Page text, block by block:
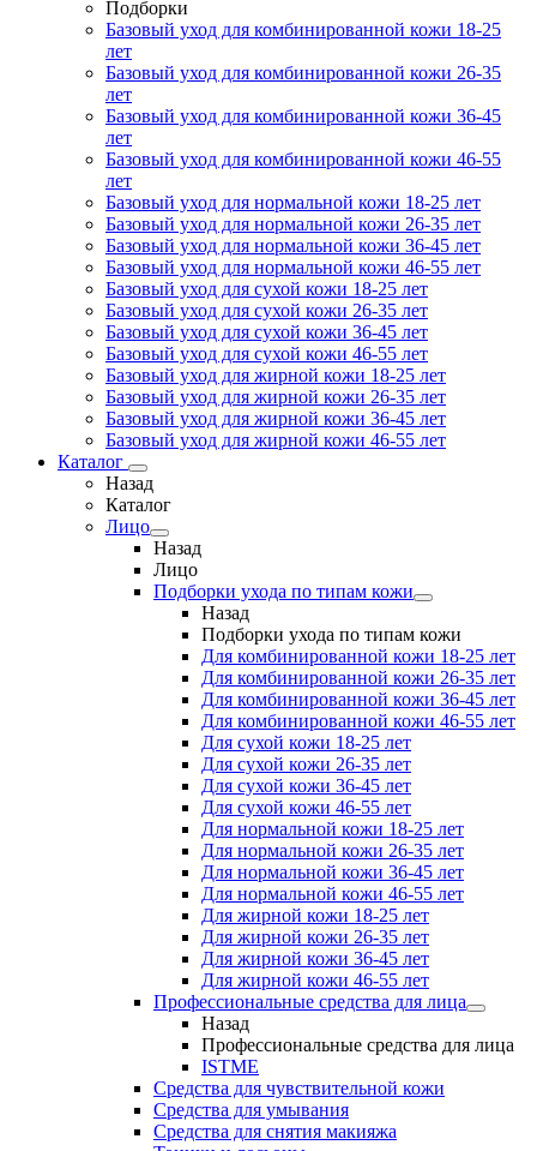
Подборки
Базовый уход для комбинированной кожи 18-25
лет
Базовый уход для комбинированной кожи 26-35
лет
Базовый уход для комбинированной кожи 36-45
лет
Базовый уход для комбинированной кожи 46-55
лет
Базовый уход для нормальной кожи 18-25 лет
Базовый уход для нормальной кожи 26-35 лет
Базовый уход для нормальной кожи 36-45 лет
Базовый уход для нормальной кожи 46-55 лет
Базовый уход для сухой кожи 18-25 лет
Базовый уход для сухой кожи 26-35 лет
Базовый уход для сухой кожи 36-45 лет
Базовый уход для сухой кожи 46-55 лет
Базовый уход для жирной кожи 18-25 лет
Базовый уход для жирной кожи 26-35 лет
Базовый уход для жирной кожи 36-45 лет
Базовый уход для жирной кожи 46-55 лет
Каталог
Назад
Каталог
Лицо
Назад
Лицо
Подборки ухода по типам кожи
Назад
Подборки ухода по типам кожи
Для комбинированной кожи 18-25 лет
Для комбинированной кожи 26-35 лет
Для комбинированной кожи 36-45 лет
Для комбинированной кожи 46-55 лет
Для сухой кожи 18-25 лет
Для сухой кожи 26-35 лет
Для сухой кожи 36-45 лет
Для сухой кожи 46-55 лет
Для нормальной кожи 18-25 лет
Для нормальной кожи 26-35 лет
Для нормальной кожи 36-45 лет
Для нормальной кожи 46-55 лет
Для жирной кожи 18-25 лет
Для жирной кожи 26-35 лет
Для жирной кожи 36-45 лет
Для жирной кожи 46-55 лет
Профессиональные средства для лица
Назад
Профессиональные средства для лица
ISTME
Средства для чувствительной кожи
Средства для умывания
Средства для снятия макияжа